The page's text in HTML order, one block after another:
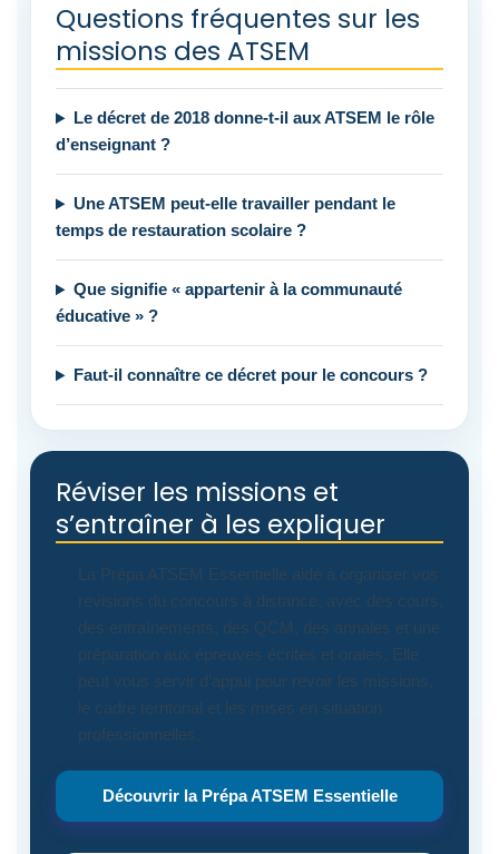
Questions fréquentes sur les
missions des ATSEM
Le décret de 2018 donne-t-il aux ATSEM le rôle
d’enseignant ?
Une ATSEM peut-elle travailler pendant le
temps de restauration scolaire ?
Que signifie « appartenir à la communauté
éducative » ?
Faut-il connaître ce décret pour le concours ?
Réviser les missions et
s’entraîner à les expliquer
La Prépa ATSEM Essentielle aide à organiser vos
révisions du concours à distance, avec des cours,
des entraînements, des QCM, des annales et une
préparation aux épreuves écrites et orales. Elle
peut vous servir d’appui pour revoir les missions,
le cadre territorial et les mises en situation
professionnelles.
Découvrir la Prépa ATSEM Essentielle